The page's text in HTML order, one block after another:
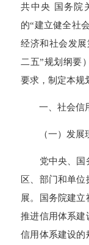
共中央 国务院
的“建立健全社
经济和社会发
二五”规划纲要
要求，制定本
一、社会信
（一）发展
党中央、国务
区、部门和单
展。国务院建
推进信用体系建
信用体系建设的